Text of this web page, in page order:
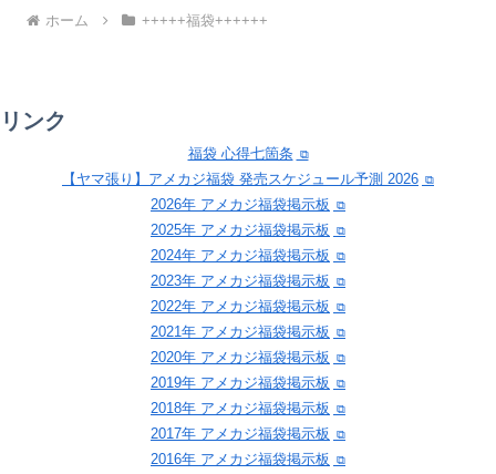
ホーム +++++福袋++++++
リンク
福袋 心得七箇条
【ヤマ張り】アメカジ福袋 発売スケジュール予測 2026
2026年 アメカジ福袋掲示板
2025年 アメカジ福袋掲示板
2024年 アメカジ福袋掲示板
2023年 アメカジ福袋掲示板
2022年 アメカジ福袋掲示板
2021年 アメカジ福袋掲示板
2020年 アメカジ福袋掲示板
2019年 アメカジ福袋掲示板
2018年 アメカジ福袋掲示板
2017年 アメカジ福袋掲示板
2016年 アメカジ福袋掲示板